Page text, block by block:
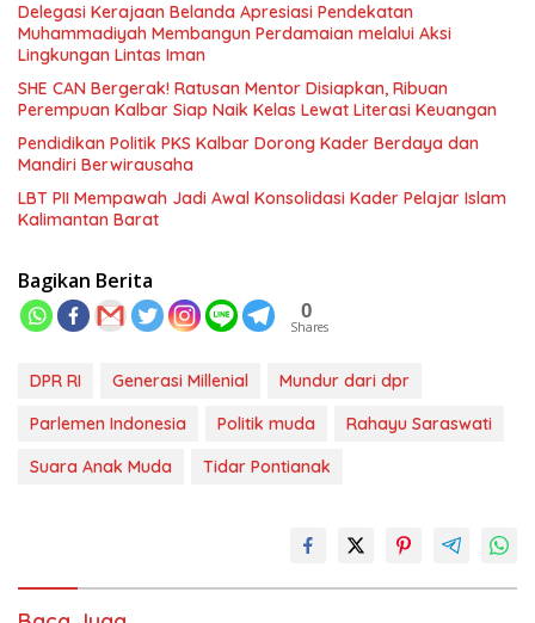
Delegasi Kerajaan Belanda Apresiasi Pendekatan
Muhammadiyah Membangun Perdamaian melalui Aksi
Lingkungan Lintas Iman
SHE CAN Bergerak! Ratusan Mentor Disiapkan, Ribuan
Perempuan Kalbar Siap Naik Kelas Lewat Literasi Keuangan
Pendidikan Politik PKS Kalbar Dorong Kader Berdaya dan
Mandiri Berwirausaha
LBT PII Mempawah Jadi Awal Konsolidasi Kader Pelajar Islam
Kalimantan Barat
Bagikan Berita
0
Shares
DPR RI Generasi Millenial
Mundur dari dpr
Parlemen Indonesia
Politik muda
Rahayu Saraswati
Suara Anak Muda
Tidar Pontianak